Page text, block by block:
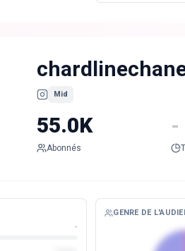
Mid
55.0K
Abonnés
-
-
GENRE DE